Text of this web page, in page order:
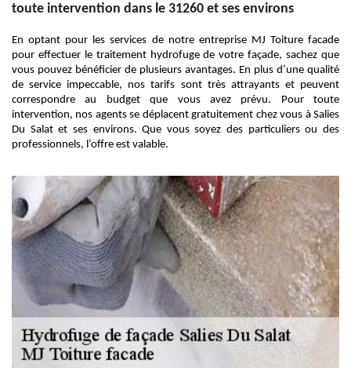
toute intervention dans le 31260 et ses environs
En optant pour les services de notre entreprise MJ Toiture facade
pour effectuer le traitement hydrofuge de votre façade, sachez que
vous pouvez bénéficier de plusieurs avantages. En plus d’une qualité
de service impeccable, nos tarifs sont très attrayants et peuvent
correspondre au budget que vous avez prévu. Pour toute
intervention, nos agents se déplacent gratuitement chez vous à Salies
Du Salat et ses environs. Que vous soyez des particuliers ou des
professionnels, l’offre est valable.